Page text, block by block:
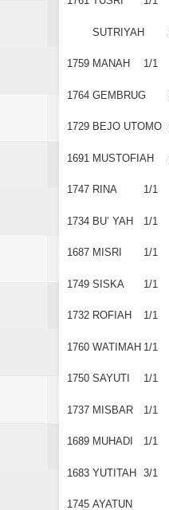
SUTRIYAH
1759 MANAH 1/1
1764 GEMBRUG
1729 BEJO UTOMO
1691 MUSTOFIAH
1747 RINA 1/1
1734 BU’ YAH 1/1
1687 MISRI 1/1
1749 SISKA 1/1
1732 ROFIAH 1/1
1760 WATIMAH 1/1
1750 SAYUTI 1/1
1737 MISBAR 1/1
1689 MUHADI 1/1
1683 YUTITAH 3/1
1745 AYATUN